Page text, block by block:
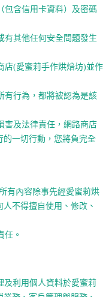
含信用卡資料） 及密碼
有其他任何安全問題發生
店(愛蜜莉手作烘焙坊)並作
有行為， 都將被認為是該
害及法律責任， 網路商店
一切行動， 您將負完全
有內容除事先經愛蜜莉烘
不得擅自使用、修改、
任。
及利用個人資料於愛蜜莉